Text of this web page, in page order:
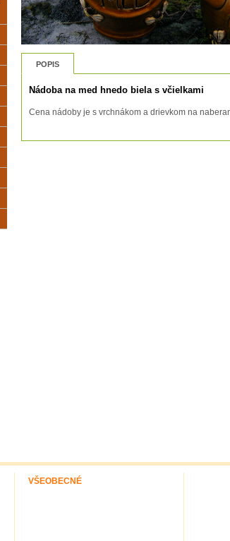
POPIS
Nádoba na med hnedo biela s včielkami
Cena nádoby je s vrchnákom a drievkom na
VŠEOBECNÉ